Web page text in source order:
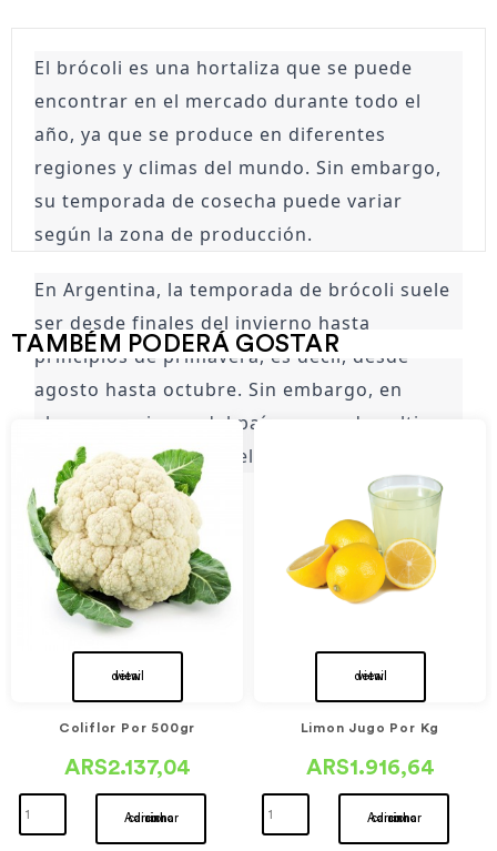
El brócoli es una hortaliza que se puede
encontrar en el mercado durante todo el
año, ya que se produce en diferentes
regiones y climas del mundo. Sin embargo,
su temporada de cosecha puede variar
según la zona de producción.
En Argentina, la temporada de brócoli suele
ser desde finales del invierno hasta
principios de primavera, es decir, desde
agosto hasta octubre. Sin embargo, en
algunas regiones del país, se puede cultivar
brócoli durante todo el año.
TAMBÉM PODERÁ GOSTAR
view detail
Coliflor Por 500gr
ARS2.137,04
Adicionar ao carrinho
view detail
Limon Jugo Por Kg
ARS1.916,64
Adicionar ao carrinho